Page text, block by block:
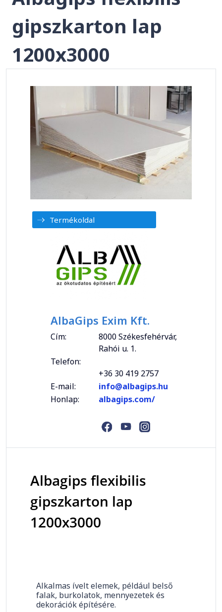
gipszkarton lap
1200x3000
Termékoldal
AlbaGips Exim Kft.
Cím:
8000 Székesfehérvár,
Rahói u. 1.
Telefon:
+36 30 419 2757
E-mail:
info@albagips.hu
Honlap:
albagips.com/
Albagips flexibilis
gipszkarton lap
1200x3000
Alkalmas ívelt elemek, például belső
falak, burkolatok, mennyezetek és
dekorációk építésére.